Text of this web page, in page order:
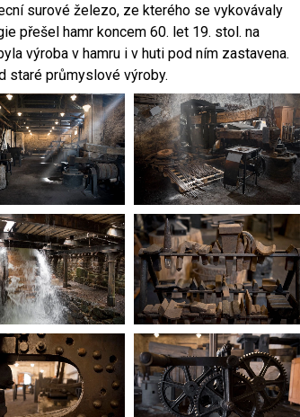
surové železo, ze kterého se vykovávaly
přešel hamr koncem 60. let 19. stol. na
výroba v hamru i v huti pod ním zastavena.
staré průmyslové výroby.